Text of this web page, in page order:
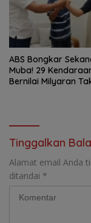
ABS Bongkar
Muba! 29
Bernilai Milyaran
Tinggalkan
Alamat email Anda
ditandai *